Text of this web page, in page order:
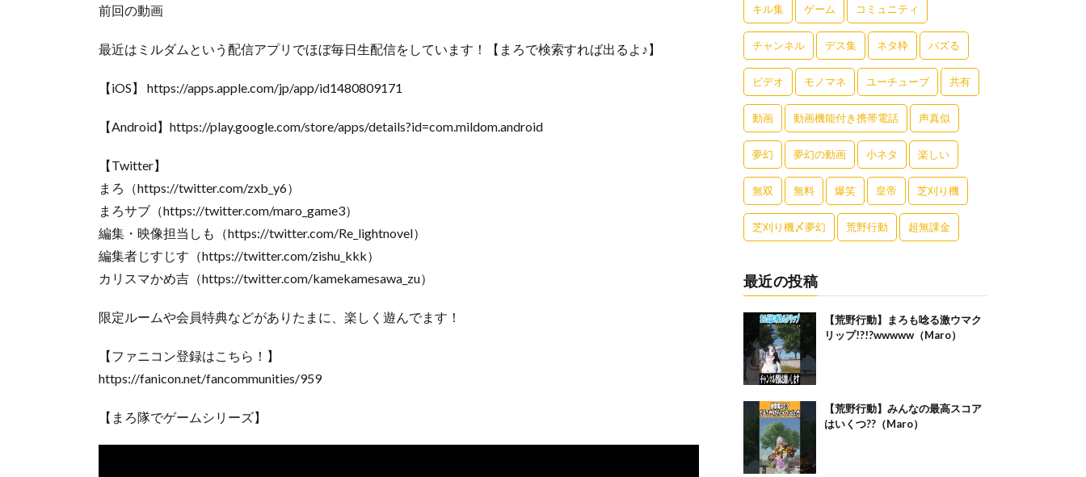
前回の動画
最近はミルダムという配信アプリでほぼ毎日生配信をしています！【まろで検索すれば出るよ♪】
【iOS】 https://apps.apple.com/jp/app/id1480809171
【Android】https://play.google.com/store/apps/details?id=com.mildom.android
【Twitter】
まろ（https://twitter.com/zxb_y6）
まろサブ（https://twitter.com/maro_game3）
編集・映像担当しも（https://twitter.com/Re_lightnovel）
編集者じすじす（https://twitter.com/zishu_kkk）
カリスマかめ吉（https://twitter.com/kamekamesawa_zu）
限定ルームや会員特典などがありたまに、楽しく遊んでます！
【ファニコン登録はこちら！】
https://fanicon.net/fancommunities/959
【まろ隊でゲームシリーズ】
キル集 ゲーム コミュニティ
チャンネル デス集 ネタ枠 バズる
ビデオ モノマネ ユーチューブ 共有
動画 動画機能付き携帯電話 声真似
夢幻 夢幻の動画 小ネタ 楽しい
無双 無料 爆笑 皇帝 芝刈り機
芝刈り機〆夢幻 荒野行動 超無課金
最近の投稿
【荒野行動】まろも唸る激ウマク
リップ!?!?wwwww（Maro）
【荒野行動】みんなの最高スコア
はいくつ??（Maro）